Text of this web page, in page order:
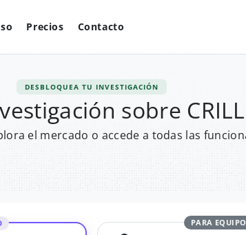
Precios Contacto
DESBLOQUEA TU INVESTIGACIÓN
sobre
el mercado o accede a todas las
PARA